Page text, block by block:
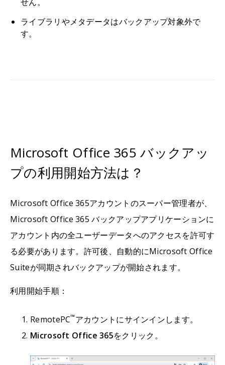
ライブラリやメタデータはバックアップ対象外で
す。
Microsoft Office 365 バックアッ
プの利用開始方法は？
Microsoft Office 365アカウントのスーパー管理者が、
Microsoft Office 365 バックアップアプリケーションに
アカウント内の全ユーザーデータへのアクセスを許可す
る必要があります。許可後、自動的にMicrosoft Office
Suiteが同期されバックアップが開始されます。
利用開始手順：
RemotePC™アカウントにサインインします。
Microsoft Office 365をクリック。